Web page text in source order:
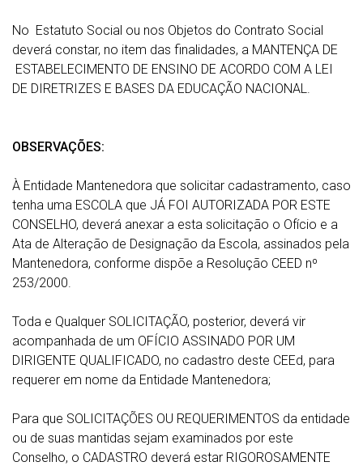
No Estatuto Social ou nos Objetos do Contrato Social
deverá constar, no item das finalidades, a MANTENÇA DE
ESTABELECIMENTO DE ENSINO DE ACORDO COM A LEI
DE DIRETRIZES E BASES DA EDUCAÇÃO NACIONAL.
OBSERVAÇÕES:
À Entidade Mantenedora que solicitar cadastramento, caso
tenha uma ESCOLA que JÁ FOI AUTORIZADA POR ESTE
CONSELHO, deverá anexar a esta solicitação o Ofício e a
Ata de Alteração de Designação da Escola, assinados pela
Mantenedora, conforme dispõe a Resolução CEED nº
253/2000.
Toda e Qualquer SOLICITAÇÃO, posterior, deverá vir
acompanhada de um OFÍCIO ASSINADO POR UM
DIRIGENTE QUALIFICADO, no cadastro deste CEEd, para
requerer em nome da Entidade Mantenedora;
Para que SOLICITAÇÕES OU REQUERIMENTOS da entidade
ou de suas mantidas sejam examinados por este
Conselho, o CADASTRO deverá estar RIGOROSAMENTE